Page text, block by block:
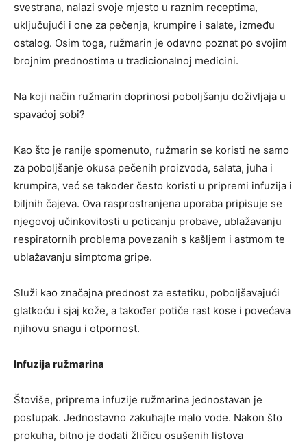
svestrana, nalazi svoje mjesto u raznim receptima,
uključujući i one za pečenja, krumpire i salate, između
ostalog. Osim toga, ružmarin je odavno poznat po svojim
brojnim prednostima u tradicionalnoj medicini.
Na koji način ružmarin doprinosi poboljšanju doživljaja u
spavaćoj sobi?
Kao što je ranije spomenuto, ružmarin se koristi ne samo
za poboljšanje okusa pečenih proizvoda, salata, juha i
krumpira, već se također često koristi u pripremi infuzija i
biljnih čajeva. Ova rasprostranjena uporaba pripisuje se
njegovoj učinkovitosti u poticanju probave, ublažavanju
respiratornih problema povezanih s kašljem i astmom te
ublažavanju simptoma gripe.
Služi kao značajna prednost za estetiku, poboljšavajući
glatkoću i sjaj kože, a također potiče rast kose i povećava
njihovu snagu i otpornost.
Infuzija ružmarina
Štoviše, priprema infuzije ružmarina jednostavan je
postupak. Jednostavno zakuhajte malo vode. Nakon što
prokuha, bitno je dodati žličicu osušenih listova